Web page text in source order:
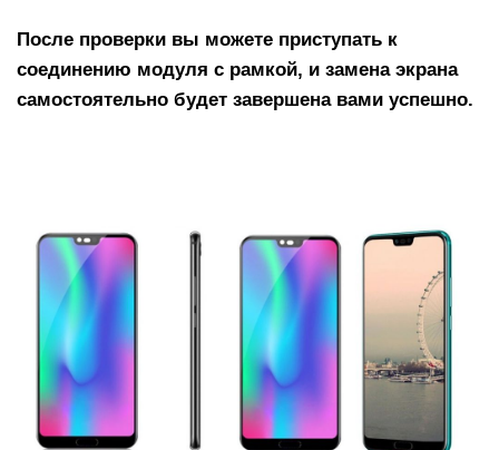
После проверки вы можете приступать к
соединению модуля с рамкой, и замена экрана
самостоятельно будет завершена вами успешно.